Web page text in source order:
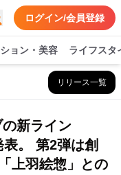
ログイン/会員登録
ョン・美容 ライフスタ
リリース一覧
新ライン
。 第2弾は創
上羽絵惣」との